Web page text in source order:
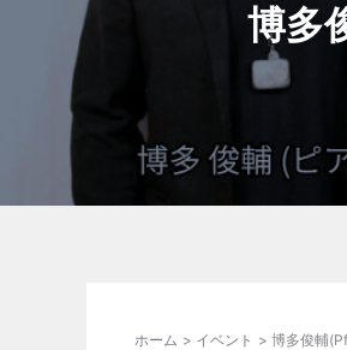
博多
ホーム イベント 博多俊輔